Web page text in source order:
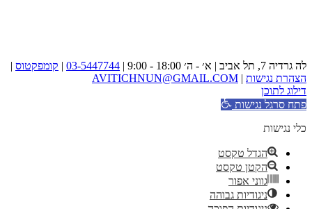
לה גרדיה 7, תל אביב | א׳ - ה׳ 18:00 - 9:00 | 03-5447744
| קומפקטוס |
הצהרת נגישות |
AVITICHNUN@GMAIL.COM
דילוג לתוכן
פתח סרגל נגישות
כלי נגישות
הגדל טקסט
הקטן טקסט
גווני אפור
ניגודיות גבוהה